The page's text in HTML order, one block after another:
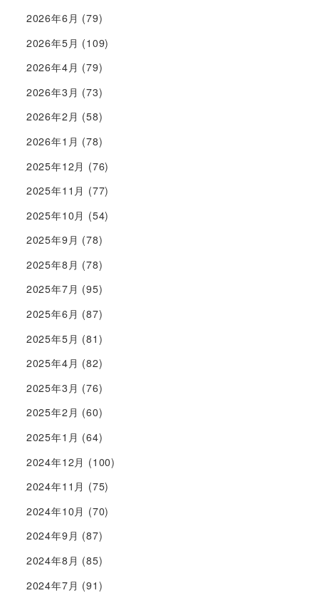
2026年6月 (79)
2026年5月 (109)
2026年4月 (79)
2026年3月 (73)
2026年2月 (58)
2026年1月 (78)
2025年12月 (76)
2025年11月 (77)
2025年10月 (54)
2025年9月 (78)
2025年8月 (78)
2025年7月 (95)
2025年6月 (87)
2025年5月 (81)
2025年4月 (82)
2025年3月 (76)
2025年2月 (60)
2025年1月 (64)
2024年12月 (100)
2024年11月 (75)
2024年10月 (70)
2024年9月 (87)
2024年8月 (85)
2024年7月 (91)